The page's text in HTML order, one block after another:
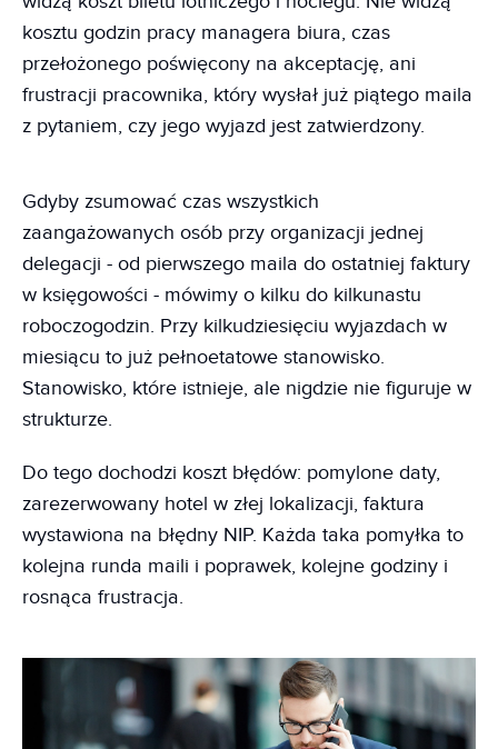
kosztu godzin pracy managera biura, czas
przełożonego poświęcony na akceptację, ani
frustracji pracownika, który wysłał już piątego maila
z pytaniem, czy jego wyjazd jest zatwierdzony.
Gdyby zsumować czas wszystkich
zaangażowanych osób przy organizacji jednej
delegacji - od pierwszego maila do ostatniej faktury
w księgowości - mówimy o kilku do kilkunastu
roboczogodzin. Przy kilkudziesięciu wyjazdach w
miesiącu to już pełnoetatowe stanowisko.
Stanowisko, które istnieje, ale nigdzie nie figuruje w
strukturze.
Do tego dochodzi koszt błędów: pomylone daty,
zarezerwowany hotel w złej lokalizacji, faktura
wystawiona na błędny NIP. Każda taka pomyłka to
kolejna runda maili i poprawek, kolejne godziny i
rosnąca frustracja.